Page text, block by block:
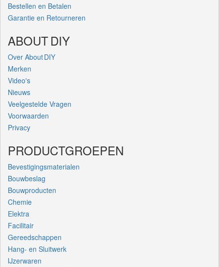
Bestellen en Betalen
Garantie en Retourneren
ABOUT DIY
Over About DIY
Merken
Video's
Nieuws
Veelgestelde Vragen
Voorwaarden
Privacy
PRODUCTGROEPEN
Bevestigingsmaterialen
Bouwbeslag
Bouwproducten
Chemie
Elektra
Facilitair
Gereedschappen
Hang- en Sluitwerk
IJzerwaren